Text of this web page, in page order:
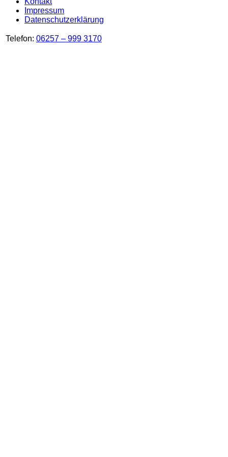
Impressum
Datenschutzerklärung
Telefon: 06257 – 999 3170